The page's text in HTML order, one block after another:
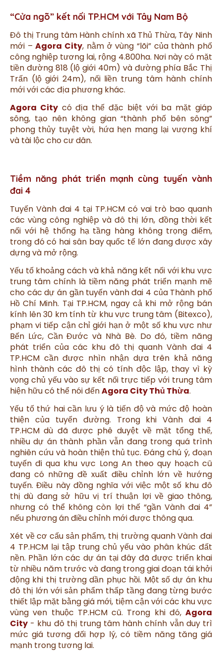
“Cửa ngõ” kết nối TP.HCM với Tây Nam Bộ
Đô thị Trung tâm Hành chính xã Thủ Thừa, Tây Ninh
mới –Agora City, nằm ở vùng “lõi” của thành phố
công nghiệp tương lai, rộng 4.800ha. Nơi này có mặt
tiền đường 818 (lộ giới 40m) và đường phía Bắc Thị
Trấn (lộ giới 24m), nối liền trung tâm hành chính
mới với các địa phương khác.
Agora Citycó địa thế đặc biệt với ba mặt giáp
sông, tạo nên không gian “thành phố bên sông”
phong thủy tuyệt vời, hứa hẹn mang lại vượng khí
và tài lộc cho cư dân.
Tiềm năng phát triển mạnh cùng tuyến vành
đai 4
Tuyến Vành đai 4 tại TP.HCM có vai trò bao quanh
các vùng công nghiệp và đô thị lớn, đồng thời kết
nối với hệ thống hạ tầng hàng không trọng điểm,
trong đó có hai sân bay quốc tế lớn đang được xây
dựng và mở rộng.
Yếu tố khoảng cách và khả năng kết nối với khu vực
trung tâm chính là tiềm năng phát triển mạnh mẽ
cho các dự án gần tuyến vành đai 4 của Thành phố
Hồ Chí Minh. Tại TP.HCM, ngay cả khi mở rộng bán
kính lên 30 km tính từ khu vực trung tâm (Bitexco),
phạm vi tiếp cận chỉ giới hạn ở một số khu vực như
Bến Lức, Cần Đước và Nhà Bè. Do đó, tiềm năng
phát triển của các khu đô thị quanh Vành đai 4
TP.HCM cần được nhìn nhận dựa trên khả năng
hình thành các đô thị có tính độc lập, thay vì kỳ
vọng chủ yếu vào sự kết nối trực tiếp với trung tâm
hiện hữu có thể nói đếnAgora City Thủ Thừa.
Yếu tố thứ hai cần lưu ý là tiến độ và mức độ hoàn
thiện của tuyến đường. Trong khi Vành đai 4
TP.HCM dù đã được phê duyệt về mặt tổng thể,
nhiều dự án thành phần vẫn đang trong quá trình
nghiên cứu và hoàn thiện thủ tục. Đáng chú ý, đoạn
tuyến đi qua khu vực Long An theo quy hoạch cũ
đang có những đề xuất điều chỉnh lớn về hướng
tuyến. Điều này đồng nghĩa với việc một số khu đô
thị dù đang sở hữu vị trí thuận lợi về giao thông,
nhưng có thể không còn lợi thế “gần Vành đai 4”
nếu phương án điều chỉnh mới được thông qua.
Xét về cơ cấu sản phẩm, thị trường quanh Vành đai
4 TP.HCM lại tập trung chủ yếu vào phân khúc đất
nền. Phần lớn các dự án tại đây đã được triển khai
từ nhiều năm trước và đang trong giai đoạn tái khởi
động khi thị trường dần phục hồi. Một số dự án khu
đô thị lớn với sản phẩm thấp tầng đang từng bước
thiết lập mặt bằng giá mới, tiệm cận với các khu vực
vùng ven thuộc TP.HCM cũ. Trong khi đó, Agora
City - khu đô thị trung tâm hành chính vẫn duy trì
mức giá tương đối hợp lý, có tiềm năng tăng giá
mạnh trong tương lai.